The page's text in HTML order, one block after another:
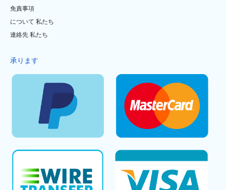
免責事項
について 私たち
連絡先 私たち
承ります